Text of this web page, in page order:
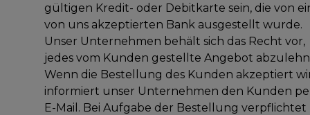
gültigen Kredit- oder Debitkarte sein, die von
von uns akzeptierten Bank ausgestellt wurde.
Unser Unternehmen behält sich das Recht vor,
jedes vom Kunden gestellte Angebot
Wenn die Bestellung des Kunden akzeptiert
informiert unser Unternehmen den Kunden
E-Mail. Bei Aufgabe der Bestellung verpflichtet